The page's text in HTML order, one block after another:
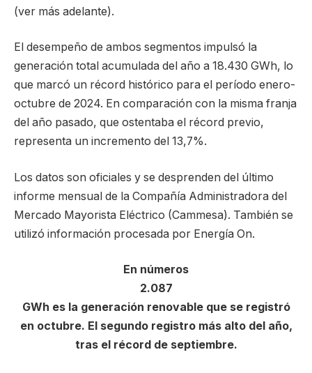
(ver más adelante).
El desempeño de ambos segmentos impulsó la
generación total acumulada del año a 18.430 GWh, lo
que marcó un récord histórico para el período enero-
octubre de 2024. En comparación con la misma franja
del año pasado, que ostentaba el récord previo,
representa un incremento del 13,7%.
Los datos son oficiales y se desprenden del último
informe mensual de la Compañía Administradora del
Mercado Mayorista Eléctrico (Cammesa). También se
utilizó información procesada por Energía On.
En números
2.087
GWh es la generación renovable que se registró
en octubre. El segundo registro más alto del año,
tras el récord de septiembre.